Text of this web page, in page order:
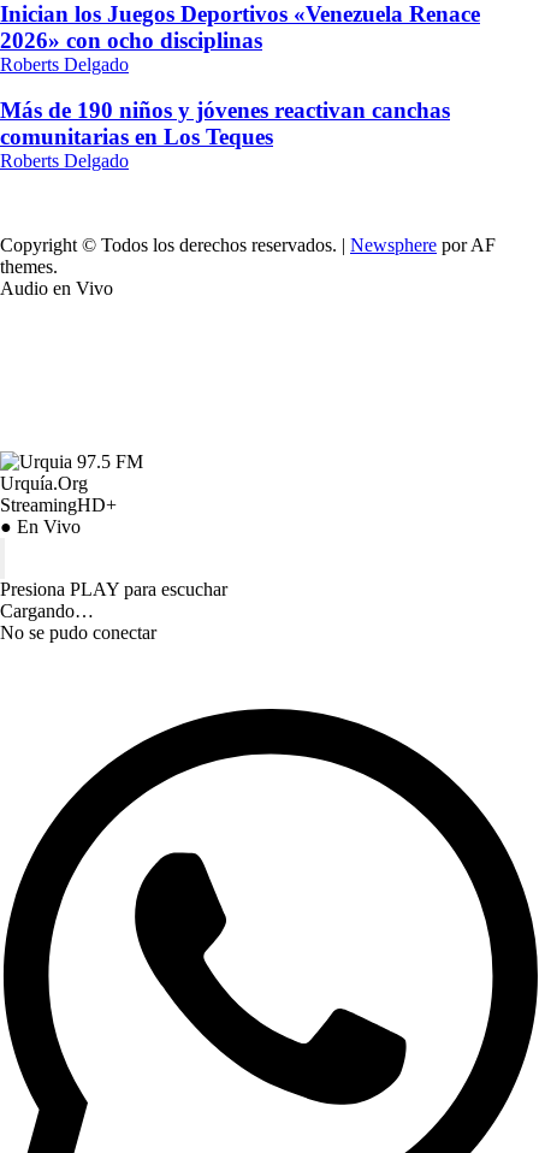
Inician los Juegos Deportivos «Venezuela Renace
2026» con ocho disciplinas
Roberts Delgado
Más de 190 niños y jóvenes reactivan canchas
comunitarias en Los Teques
Roberts Delgado
Copyright © Todos los derechos reservados. | Newsphere por AF
themes.
Audio en Vivo
Urquía.Org
StreamingHD+
● En Vivo
Presiona PLAY para escuchar
Cargando…
No se pudo conectar